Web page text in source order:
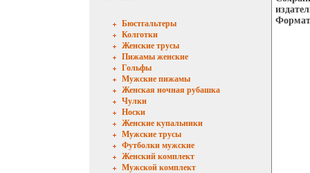
Бюстгальтеры
Колготки
Женские трусы
Пижамы женские
Гольфы
Мужские пижамы
Женская ночная рубашка
Чулки
Носки
Женские купальники
Мужские трусы
Футболки мужские
Женский комплект
Мужской комплект